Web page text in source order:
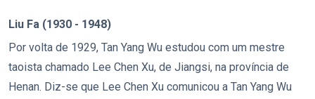
Liu Fa (1930 - 1948)
Por volta de 1929, Tan Yang Wu estudou com um mestre
taoista chamado Lee Chen Xu, de Jiangsi, na província de
Henan. Diz-se que Lee Chen Xu comunicou a Tan Yang Wu